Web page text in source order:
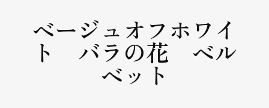
ベージュオフホワイ
ト バラの花 ベル
ベット